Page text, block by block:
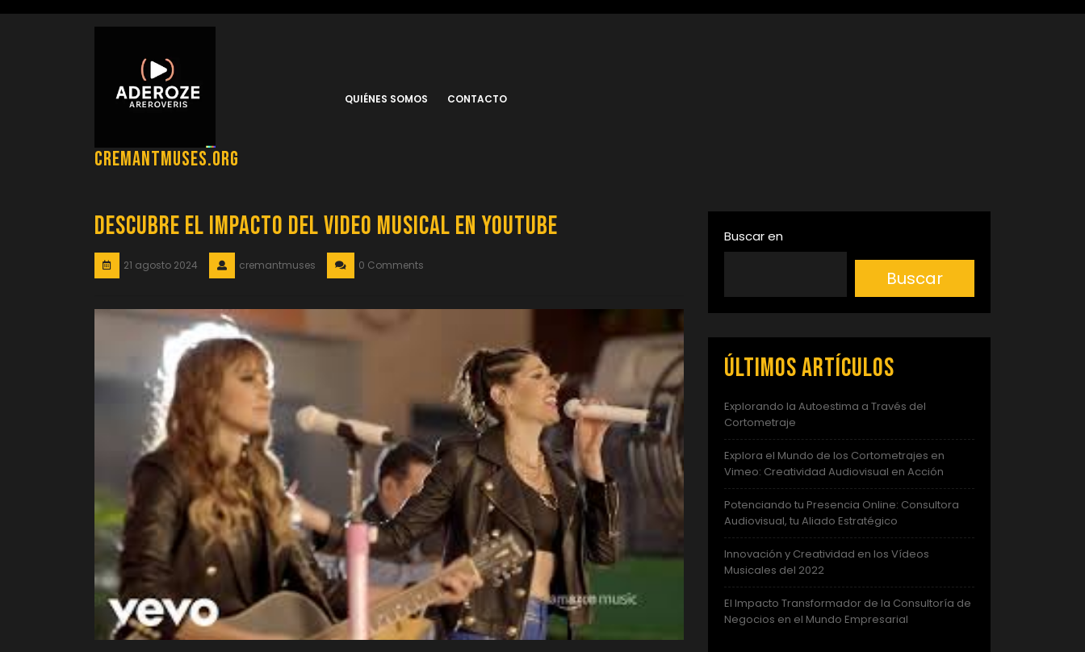
cremantmuses.org
QUIÉNES SOMOS CONTACTO
Descubre el Impacto del Video Musical en YouTube
21 agosto 2024 cremantmuses 0 Comments
Buscar en
Buscar
Últimos artículos
Explorando la Autoestima a Través del
Cortometraje
Explora el Mundo de los Cortometrajes en
Vimeo: Creatividad Audiovisual en Acción
Potenciando tu Presencia Online: Consultora
Audiovisual, tu Aliado Estratégico
Innovación y Creatividad en los Vídeos
Musicales del 2022
El Impacto Transformador de la Consultoría de
Negocios en el Mundo Empresarial